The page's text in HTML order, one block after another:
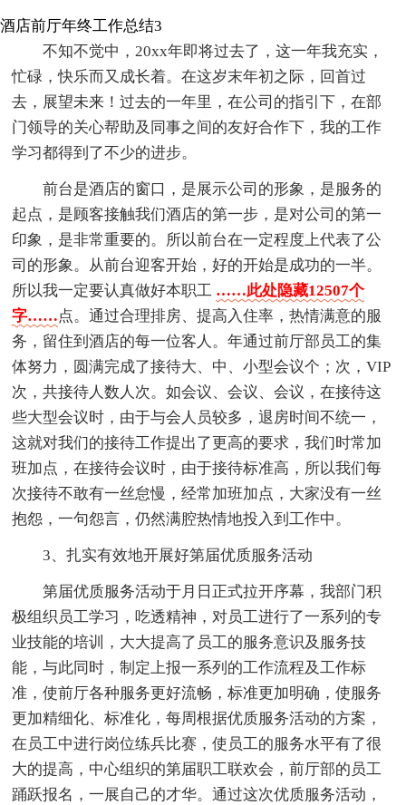
酒店前厅年终工作总结3
不知不觉中，20xx年即将过去了，这一年我充实，
忙碌，快乐而又成长着。在这岁末年初之际，回首过
去，展望未来！过去的一年里，在公司的指引下，在部
门领导的关心帮助及同事之间的友好合作下，我的工作
学习都得到了不少的进步。
前台是酒店的窗口，是展示公司的形象，是服务的
起点，是顾客接触我们酒店的第一步，是对公司的第一
印象，是非常重要的。所以前台在一定程度上代表了公
司的形象。从前台迎客开始，好的开始是成功的一半。
所以我一定要认真做好本职工 ……此处隐藏12507个
字……点。通过合理排房、提高入住率，热情满意的服
务，留住到酒店的每一位客人。年通过前厅部员工的集
体努力，圆满完成了接待大、中、小型会议个；次，VIP
次，共接待人数人次。如会议、会议、会议，在接待这
些大型会议时，由于与会人员较多，退房时间不统一，
这就对我们的接待工作提出了更高的要求，我们时常加
班加点，在接待会议时，由于接待标准高，所以我们每
次接待不敢有一丝怠慢，经常加班加点，大家没有一丝
抱怨，一句怨言，仍然满腔热情地投入到工作中。
3、扎实有效地开展好第届优质服务活动
第届优质服务活动于月日正式拉开序幕，我部门积
极组织员工学习，吃透精神，对员工进行了一系列的专
业技能的培训，大大提高了员工的服务意识及服务技
能，与此同时，制定上报一系列的工作流程及工作标
准，使前厅各种服务更好流畅，标准更加明确，使服务
更加精细化、标准化，每周根据优质服务活动的方案，
在员工中进行岗位练兵比赛，使员工的服务水平有了很
大的提高，中心组织的第届职工联欢会，前厅部的员工
踊跃报名，一展自己的才华。通过这次优质服务活动，